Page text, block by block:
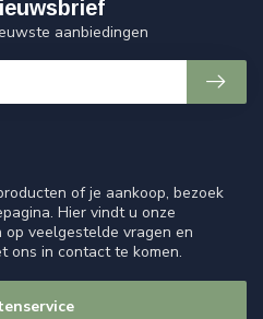
of je aankoop, bezoek
Hier vindt u onze
veelgestelde vragen en
ons in contact te komen.
aanbiedingen